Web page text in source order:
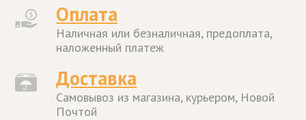
Оплата
Наличная или безналичная, предоплата,
наложенный платеж
Доставка
Самовывоз из магазина, курьером, Новой
Почтой